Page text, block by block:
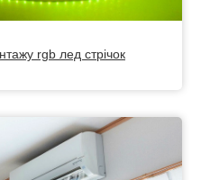
rgb лед стрічок